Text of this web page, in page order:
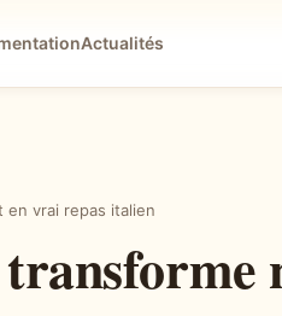
Actualités
en vrai repas italien